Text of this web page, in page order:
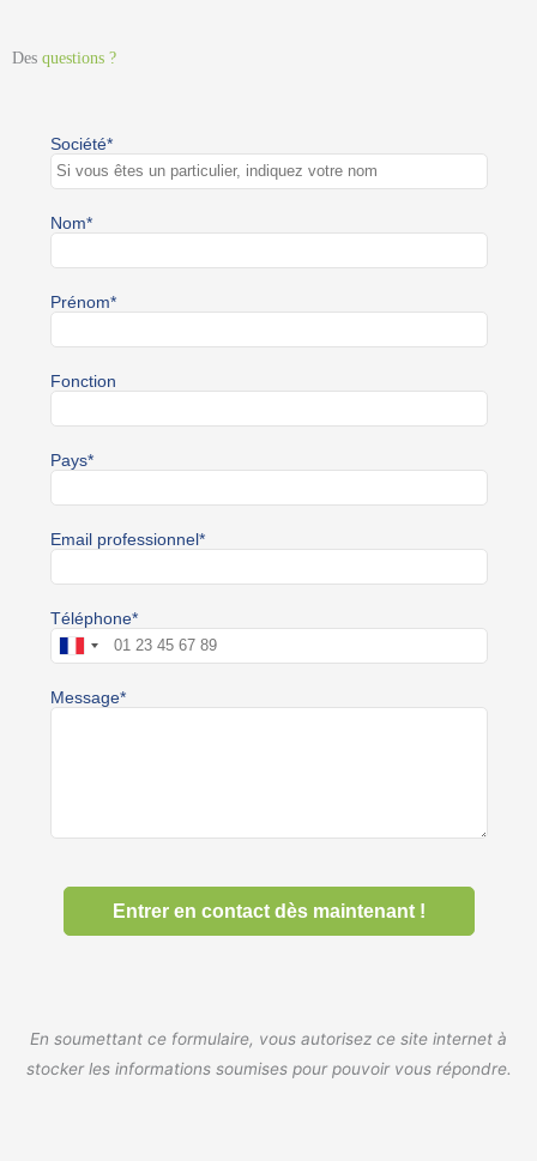
Des questions ?
En soumettant ce formulaire, vous autorisez ce site internet à
stocker les informations soumises pour pouvoir vous répondre.